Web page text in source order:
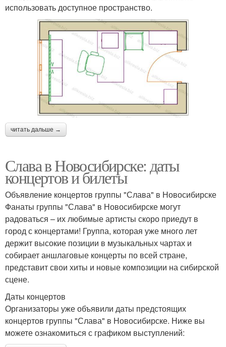
использовать доступное пространство.
читать дальше →
Слава в Новосибирске: даты
концертов и билеты
Объявление концертов группы "Слава" в Новосибирске
Фанаты группы "Слава" в Новосибирске могут
радоваться – их любимые артисты скоро приедут в
город с концертами! Группа, которая уже много лет
держит высокие позиции в музыкальных чартах и
собирает аншлаговые концерты по всей стране,
представит свои хиты и новые композиции на сибирской
сцене.
Даты концертов
Организаторы уже объявили даты предстоящих
концертов группы "Слава" в Новосибирске. Ниже вы
можете ознакомиться с графиком выступлений: